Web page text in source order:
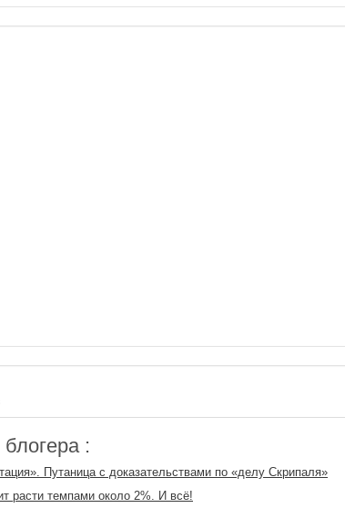
:
Путаница с доказательствами по «делу Скрипаля»
расти темпами около 2%. И всё!